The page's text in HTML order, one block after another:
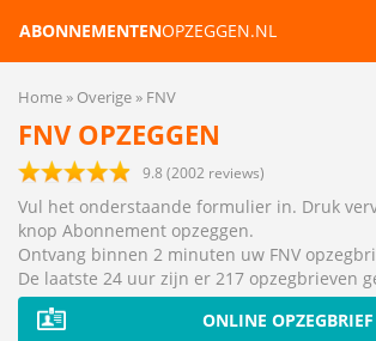
ABONNEMENTENOPZEGGEN.NL
Home Overige FNV
FNV OPZEGGEN
9.8 (2002 reviews)
Vul het onderstaande formulier in. Druk
knop Abonnement opzeggen.
Ontvang binnen 2 minuten uw FNV
De laatste 24 uur zijn er 217 opzegbrieven
ONLINE OPZEGBRIEF